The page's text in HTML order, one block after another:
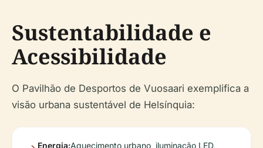
Sustentabilidade e
Acessibilidade
O Pavilhão de Desportos de Vuosaari exemplifica a
visão urbana sustentável de Helsínquia:
Energia:Aquecimento urbano, iluminação LED,